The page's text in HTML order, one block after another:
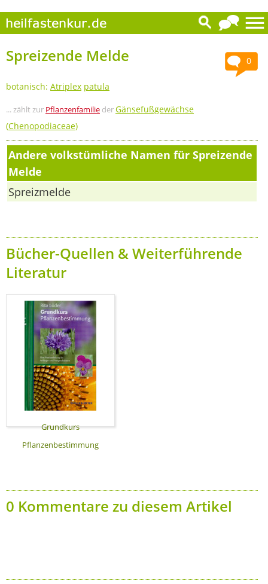
0
Spreizende Melde
botanisch: Atriplex patula
... zählt zur Pflanzenfamilie derGänsefußgewächse
(Chenopodiaceae)
Andere volkstümliche Namen für Spreizende
Melde
Spreizmelde
Bücher-Quellen & Weiterführende
Literatur
Grundkurs
Pflanzenbestimmung
0 Kommentare zu diesem Artikel